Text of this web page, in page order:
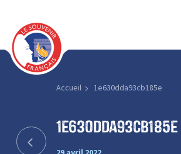
Accueil 1e630dda93cb185e
1e630dda93cb185e